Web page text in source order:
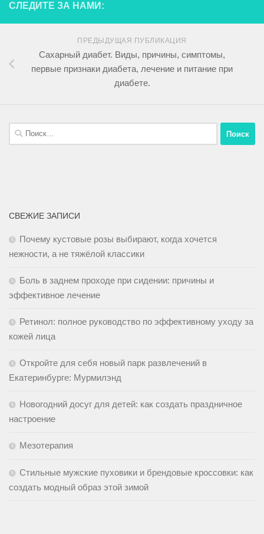
СЛЕДИТЕ ЗА НАМИ:
ПРЕДЫДУЩАЯ ПУБЛИКАЦИЯ
Сахарный диабет. Виды, причины, симптомы,
первые признаки диабета, лечение и питание при
диабете.
СВЕЖИЕ ЗАПИСИ
Почему кустовые розы выбирают, когда хочется
нежности, а не тяжёлой классики
Боль в заднем проходе при сидении: причины и
эффективное лечение
Ретинол: полное руководство по эффективному уходу за
кожей лица
Откройте для себя новый парк развлечений в
Екатеринбурге: Мурмилэнд
Новогодний досуг для детей: как создать праздничное
настроение
Мезотерапия
Стильные мужские пуховики и брендовые кроссовки: как
создать модный образ этой зимой